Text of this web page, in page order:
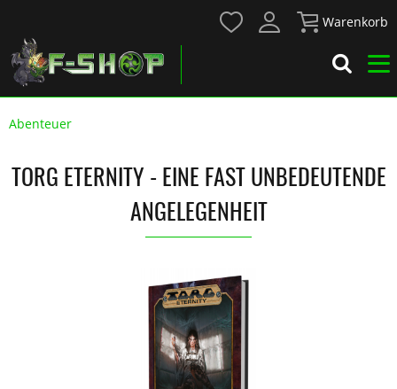
Warenkorb
Abenteuer
TORG ETERNITY - EINE FAST UNBEDEUTENDE
ANGELEGENHEIT